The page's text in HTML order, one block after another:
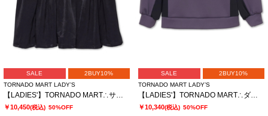
SALE
2BUY10%
TORNADO MART LADY’S
￥10,450(税込) 50%OFF
SALE
2BUY10%
TORNADO MART LADY’S
￥10,340(税込) 50%OFF